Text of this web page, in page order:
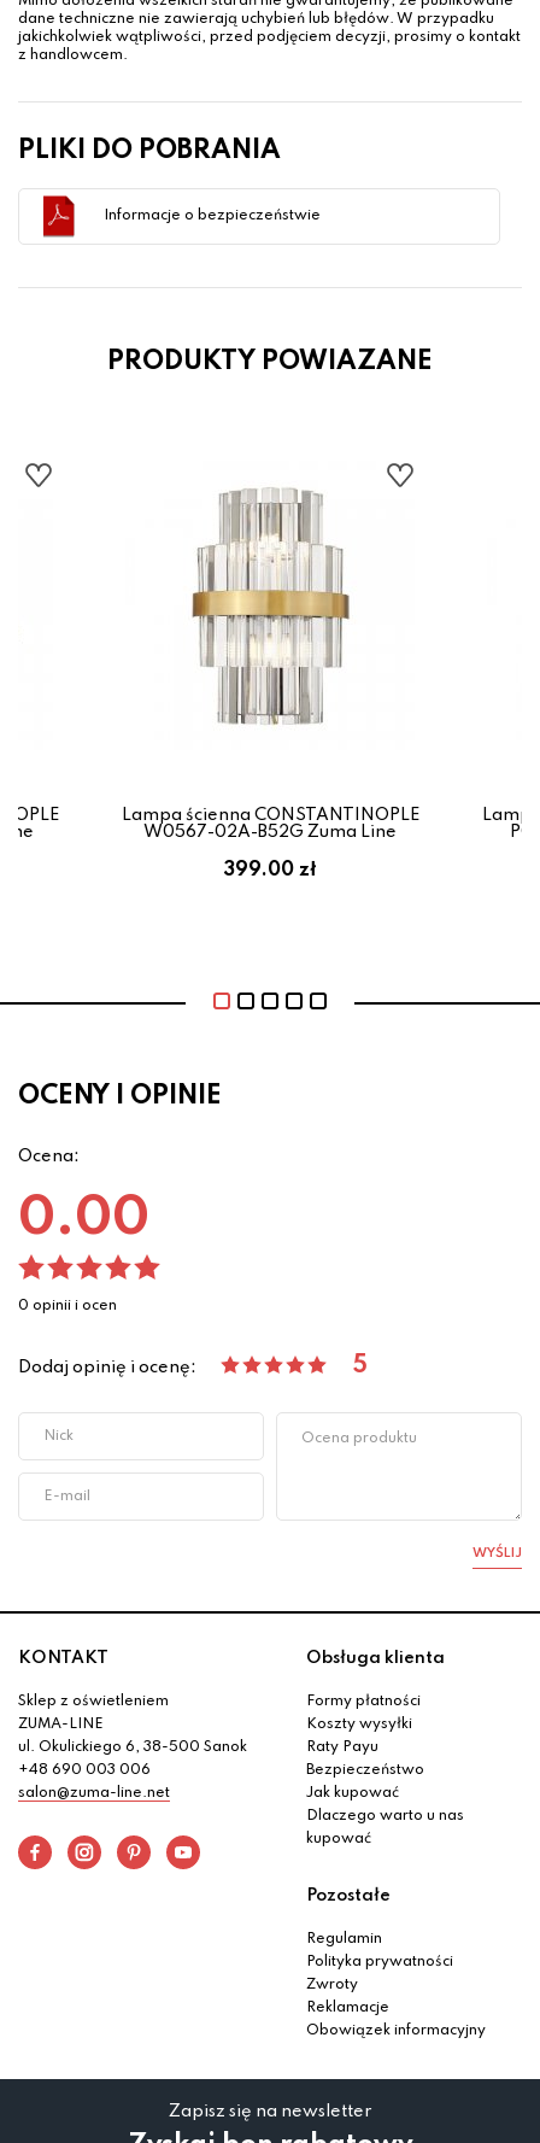
dane techniczne nie zawierają uchybień lub błędów. W przypadku
jakichkolwiek wątpliwości, przed podjęciem decyzji, prosimy o kontakt
z handlowcem.
PLIKI DO POBRANIA
Informacje o bezpieczeństwie
PRODUKTY POWIAZANE
Lampa ścienna CONSTANTINOPLE
W0567-02A-B52G Zuma Line
399.00 zł
OCENY I OPINIE
Ocena:
0.00
0 opinii i ocen
Dodaj opinię i ocenę: 5
WYŚLIJ
KONTAKT
Sklep z oświetleniem
ZUMA-LINE
ul. Okulickiego 6, 38-500 Sanok
+48 690 003 006
salon@zuma-line.net
Obsługa klienta
Formy płatności
Koszty wysyłki
Raty Payu
Bezpieczeństwo
Jak kupować
Dlaczego warto u nas
kupować
Pozostałe
Regulamin
Polityka prywatności
Zwroty
Reklamacje
Obowiązek informacyjny
Zapisz się na newsletter